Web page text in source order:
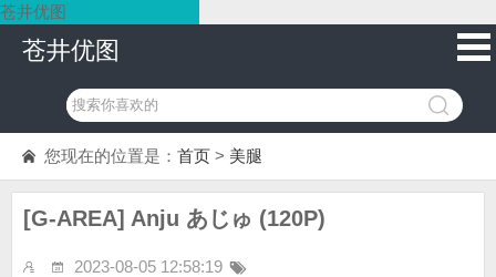
苍井优图
苍井优图
您现在的位置是： 首页 > 美腿
[G-AREA] Anju あじゅ (120P)
2023-08-05 12:58:19